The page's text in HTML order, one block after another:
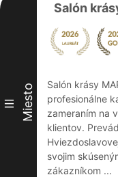
III Miesto
Salón
Salón krásy
profesionálne
zameraním na
klientov.
svojim
zákazníkom ...